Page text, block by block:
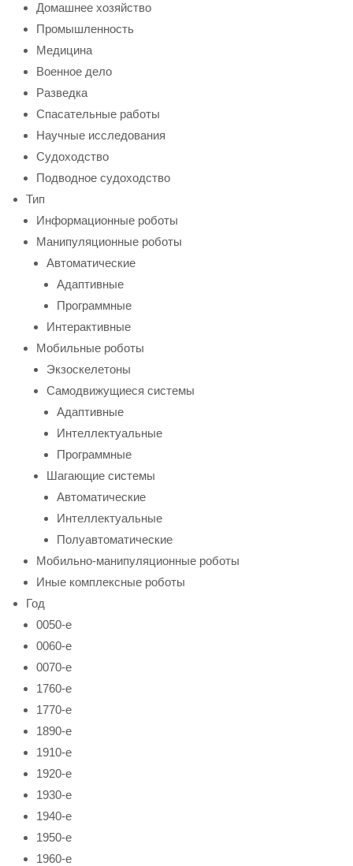
Домашнее хозяйство
Промышленность
Медицина
Военное дело
Разведка
Спасательные работы
Научные исследования
Судоходство
Подводное судоходство
Тип
Информационные роботы
Манипуляционные роботы
Автоматические
Адаптивные
Программные
Интерактивные
Мобильные роботы
Экзоскелетоны
Самодвижущиеся системы
Адаптивные
Интеллектуальные
Программные
Шагающие системы
Автоматические
Интеллектуальные
Полуавтоматические
Мобильно-манипуляционные роботы
Иные комплексные роботы
Год
0050-е
0060-е
0070-е
1760-е
1770-е
1890-е
1910-е
1920-е
1930-е
1940-е
1950-е
1960-е